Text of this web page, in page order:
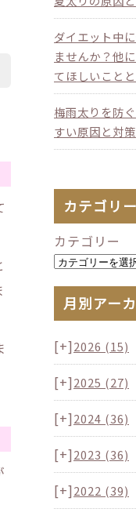
ダイエット中
ませんか？他
てほしいこと
梅雨太りを防
すい原因と対策
カテゴリー
カテゴリー
月別アー
[+]2026 (15)
[+]2025 (27)
[+]2024 (36)
[+]2023 (36)
[+]2022 (39)